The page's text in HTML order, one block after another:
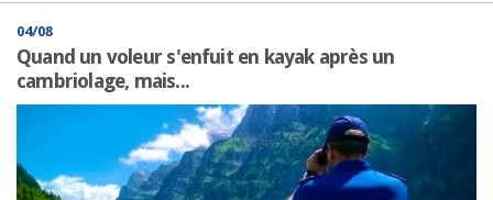
04/08
Quand un voleur s'enfuit en kayak après un
cambriolage, mais...